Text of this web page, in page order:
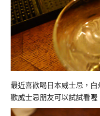
最近喜歡喝日本威士忌，
歡威士忌朋友可以試試看喔